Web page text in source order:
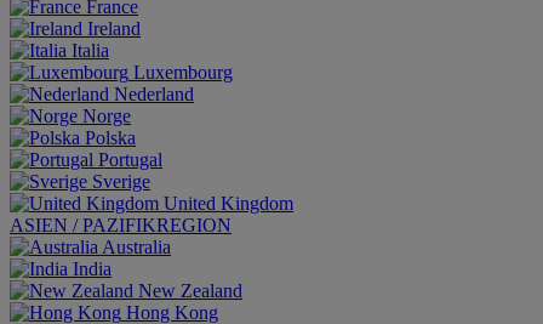
France
Ireland
Italia
Luxembourg
Nederland
Norge
Polska
Portugal
Sverige
United Kingdom
ASIEN / PAZIFIKREGION
Australia
India
New Zealand
Hong Kong